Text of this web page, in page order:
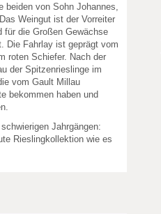
beiden von Sohn Johannes,
Weingut ist der Vorreiter
für die Großen Gewächse
Die Fahrlay ist geprägt vom
roten Schiefer. Nach der
der Spitzenrieslinge im
vom Gault Millau
bekommen haben und
Jahrgängen:
Rieslingkollektion wie es